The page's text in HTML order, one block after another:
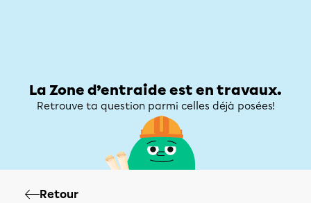
La Zone d’entraide est en travaux.
Retrouve ta question parmi celles déjà posées!
Retour